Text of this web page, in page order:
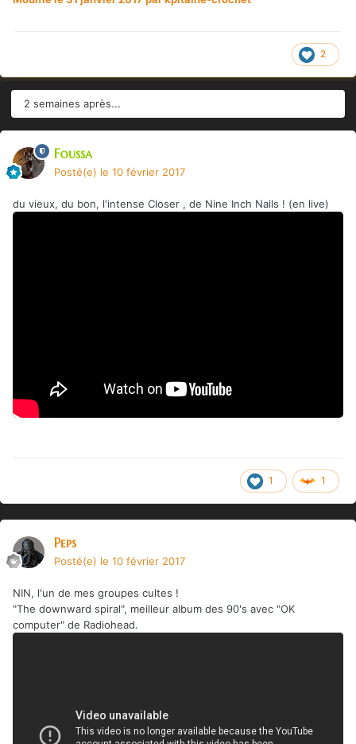
2
2 semaines après...
Foussa
Posté(e) le 10 février 2017
du vieux, du bon, l'intense Closer , de Nine Inch Nails ! (en live)
1 1
Peps
Posté(e) le 10 février 2017
NIN, l'un de mes groupes cultes !
"The downward spiral", meilleur album des 90's avec "OK
computer" de Radiohead.